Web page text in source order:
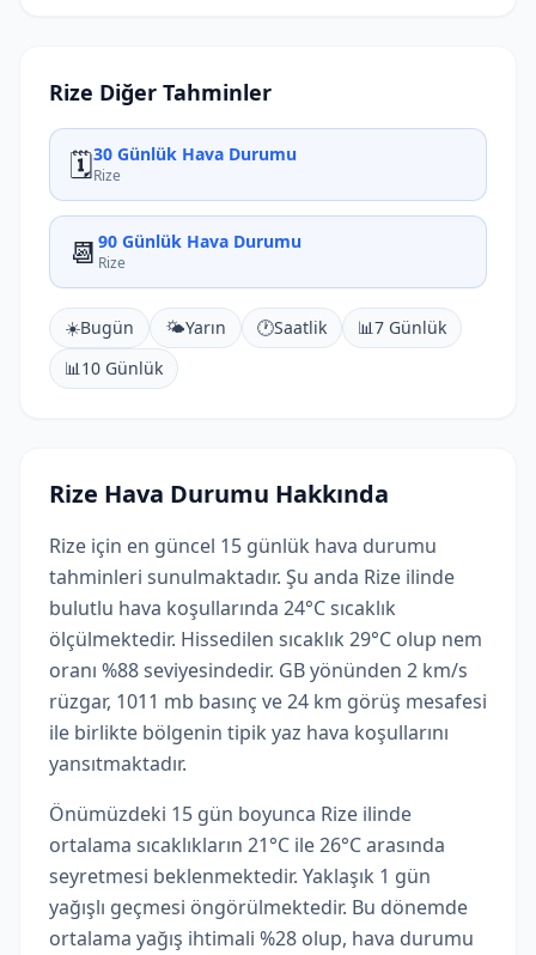
Rize Diğer Tahminler
🗓️30 Günlük Hava Durumu
Rize
📆 90 Günlük Hava Durumu
Rize
☀️Bugün 🌤️Yarın 🕐Saatlik 📊7 Günlük
📊10 Günlük
Rize Hava Durumu Hakkında
Rize için en güncel 15 günlük hava durumu
tahminleri sunulmaktadır. Şu anda Rize ilinde
bulutlu hava koşullarında 24°C sıcaklık
ölçülmektedir. Hissedilen sıcaklık 29°C olup nem
oranı %88 seviyesindedir. GB yönünden 2 km/s
rüzgar, 1011 mb basınç ve 24 km görüş mesafesi
ile birlikte bölgenin tipik yaz hava koşullarını
yansıtmaktadır.
Önümüzdeki 15 gün boyunca Rize ilinde
ortalama sıcaklıkların 21°C ile 26°C arasında
seyretmesi beklenmektedir. Yaklaşık 1 gün
yağışlı geçmesi öngörülmektedir. Bu dönemde
ortalama yağış ihtimali %28 olup, hava durumu